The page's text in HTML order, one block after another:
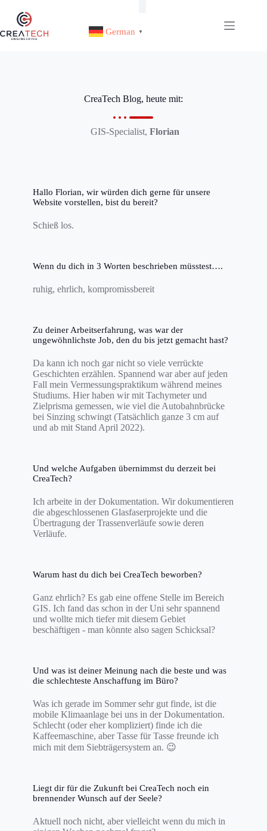
German ▼
CreaTech Blog, heute mit:
GIS-Specialist, Florian
Hallo Florian, wir würden dich gerne für unsere
Website vorstellen, bist du bereit?
Schieß los.
Wenn du dich in 3 Worten beschrieben müsstest….
ruhig, ehrlich, kompromissbereit
Zu deiner Arbeitserfahrung, was war der
ungewöhnlichste Job, den du bis jetzt gemacht hast?
Da kann ich noch gar nicht so viele verrückte
Geschichten erzählen. Spannend war aber auf jeden
Fall mein Vermessungspraktikum während meines
Studiums. Hier haben wir mit Tachymeter und
Zielprisma gemessen, wie viel die Autobahnbrücke
bei Sinzing schwingt (Tatsächlich ganze 3 cm auf
und ab mit Stand April 2022).
Und welche Aufgaben übernimmst du derzeit bei
CreaTech?
Ich arbeite in der Dokumentation. Wir dokumentieren
die abgeschlossenen Glasfaserprojekte und die
Übertragung der Trassenverläufe sowie deren
Verläufe.
Warum hast du dich bei CreaTech beworben?
Ganz ehrlich? Es gab eine offene Stelle im Bereich
GIS. Ich fand das schon in der Uni sehr spannend
und wollte mich tiefer mit diesem Gebiet
beschäftigen - man könnte also sagen Schicksal?
Und was ist deiner Meinung nach die beste und was
die schlechteste Anschaffung im Büro?
Was ich gerade im Sommer sehr gut finde, ist die
mobile Klimaanlage bei uns in der Dokumentation.
Schlecht (oder eher kompliziert) finde ich die
Kaffeemaschine, aber Tasse für Tasse freunde ich
mich mit dem Siebträgersystem an. 😉
Liegt dir für die Zukunft bei CreaTech noch ein
brennender Wunsch auf der Seele?
Aktuell noch nicht, aber vielleicht wenn du mich in